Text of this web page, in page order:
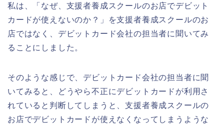
私は、「なぜ、支援者養成スクールのお店でデビット
カードが使えないのか？」を支援者養成スクールのお
店ではなく、デビットカード会社の担当者に聞いてみ
ることにしました。
そのような感じで、デビットカード会社の担当者に聞
いてみると、どうやら不正にデビットカードが利用さ
れていると判断してしまうと、支援者養成スクールの
お店でデビットカードが使えなくなってしまうような